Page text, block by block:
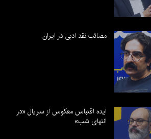
مصائب نقد ادبی در ایران
ایده اقتباس معکوس از سریال «در
انتهای شب»